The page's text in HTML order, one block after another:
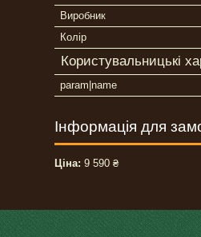
Виробник
Колір
Користувальницькі
param|name
Інформація для
Ціна: 9 590 ₴